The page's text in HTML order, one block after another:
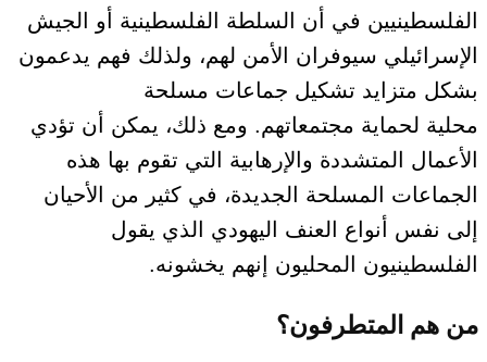
الفلسطينيين في أن السلطة الفلسطينية أو الجيش
الإسرائيلي سيوفران الأمن لهم، ولذلك فهم يدعمون
بشكل متزايد تشكيل جماعات مسلحة
محلية لحماية مجتمعاتهم. ومع ذلك، يمكن أن تؤدي
الأعمال المتشددة والإرهابية التي تقوم بها هذه
الجماعات المسلحة الجديدة، في كثير من الأحيان
إلى نفس أنواع العنف اليهودي الذي يقول
الفلسطينيون المحليون إنهم يخشونه.
من هم المتطرفون؟